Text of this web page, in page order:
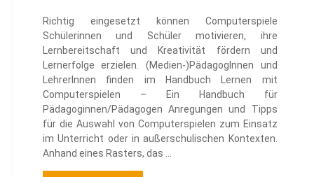
Richtig eingesetzt können Computerspiele
Schülerinnen und Schüler motivieren, ihre
Lernbereitschaft und Kreativität fördern und
Lernerfolge erzielen. (Medien-)PädagogInnen und
LehrerInnen finden im Handbuch Lernen mit
Computerspielen – Ein Handbuch für
Pädagoginnen/Pädagogen Anregungen und Tipps
für die Auswahl von Computerspielen zum Einsatz
im Unterricht oder in außerschulischen Kontexten.
Anhand eines Rasters, das …